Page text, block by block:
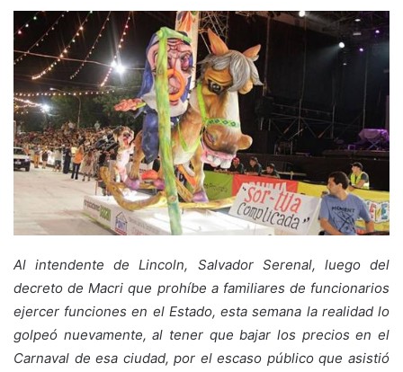
Al intendente de Lincoln, Salvador Serenal, luego del
decreto de Macri que prohíbe a familiares de funcionarios
ejercer funciones en el Estado, esta semana la realidad lo
golpeó nuevamente, al tener que bajar los precios en el
Carnaval de esa ciudad, por el escaso público que asistió